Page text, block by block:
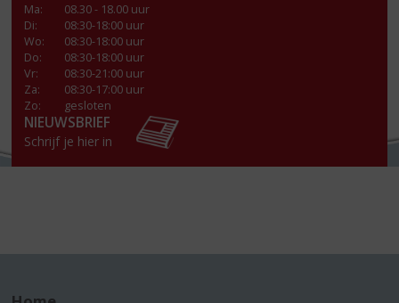
Ma:
08.30 - 18.00 uur
Di:
08:30-18:00 uur
Wo:
08:30-18:00 uur
Do:
08:30-18:00 uur
Vr:
08:30-21:00 uur
Za:
08:30-17:00 uur
Zo:
gesloten
NIEUWSBRIEF
Schrijf je hier in